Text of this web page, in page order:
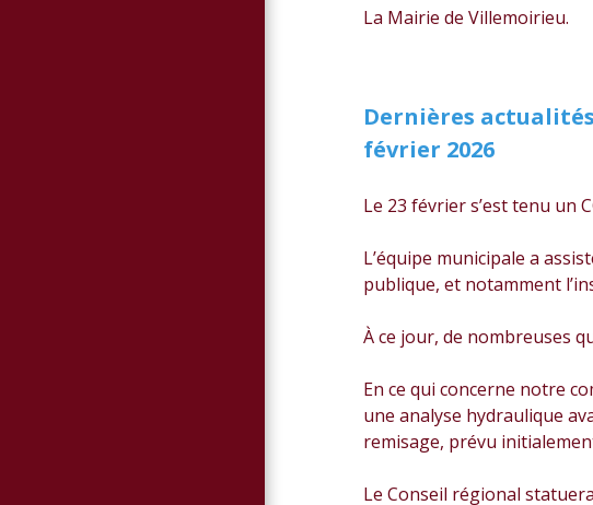
La Mairie de Villemoirieu.
Dernières
février 2026
Le 23 février s’est tenu un
L’équipe municipale a
publique, et notamment
À ce jour, de nombreuses
En ce qui concerne notre
une analyse hydraulique
remisage, prévu
Le Conseil régional